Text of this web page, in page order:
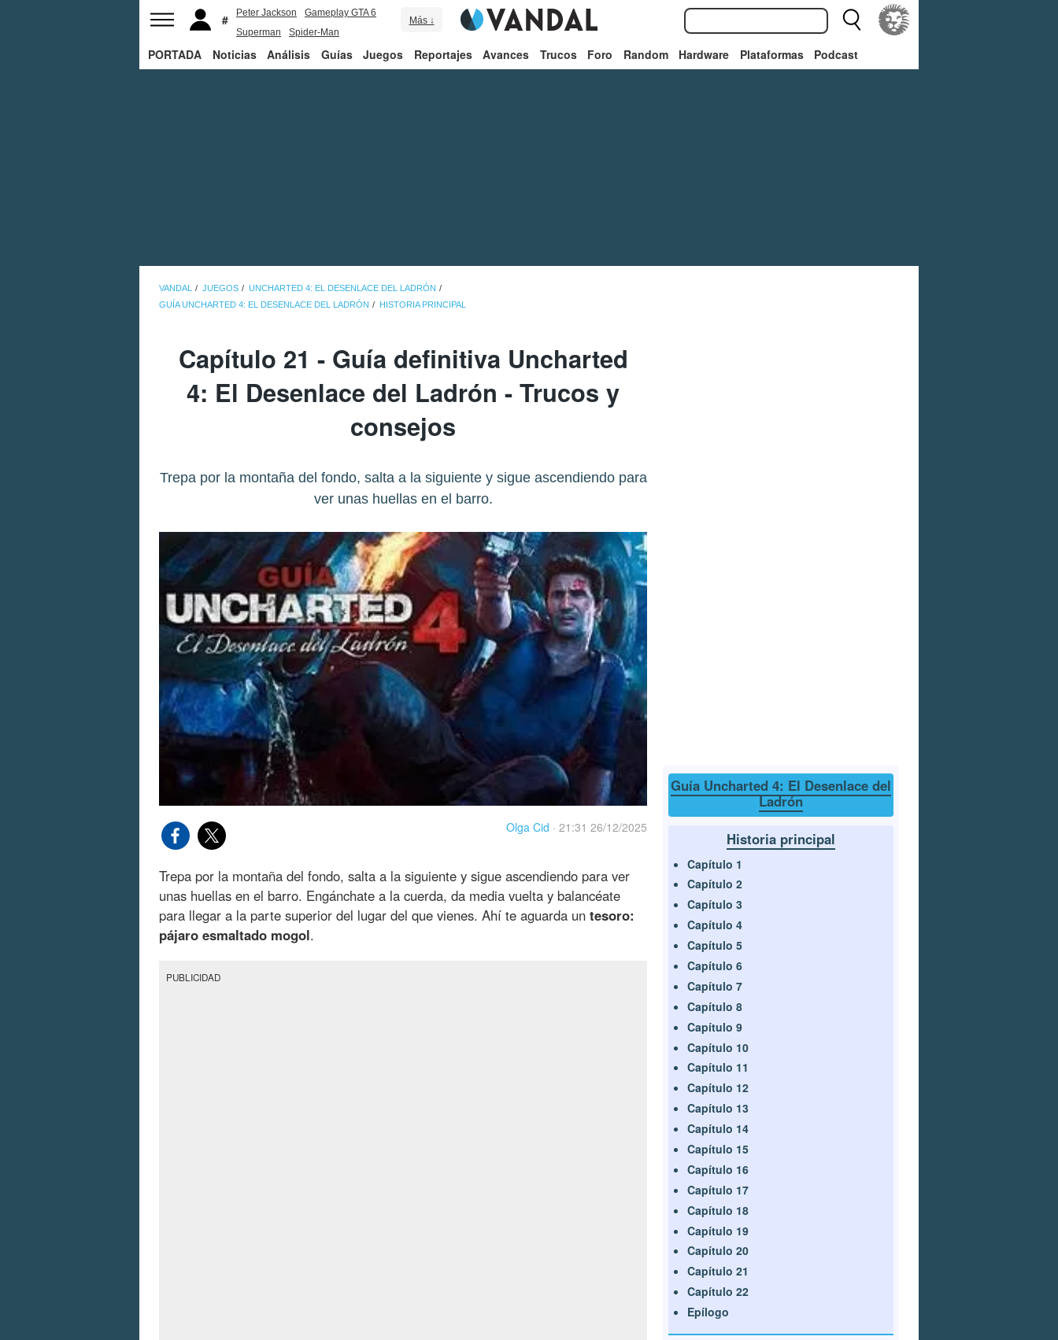
Peter Jackson
Gameplay GTA 6
Superman
Spider-Man
Más ↓
PORTADA Noticias Análisis Guías Juegos Reportajes Avances Trucos Foro Random Hardware Plataformas Podcast
VANDAL JUEGOS
UNCHARTED 4: EL DESENLACE DEL LADRÓN
GUÍA UNCHARTED 4: EL DESENLACE DEL LADRÓN
HISTORIA PRINCIPAL
Capítulo 21 - Guía definitiva Uncharted
4: El Desenlace del Ladrón - Trucos y
consejos
Trepa por la montaña del fondo, salta a la siguiente y sigue ascendiendo para
ver unas huellas en el barro.
Olga Cid · 21:31 26/12/2025
Trepa por la montaña del fondo, salta a la siguiente y sigue ascendiendo para ver
unas huellas en el barro. Engánchate a la cuerda, da media vuelta y balancéate
para llegar a la parte superior del lugar del que vienes. Ahí te aguarda un tesoro:
pájaro esmaltado mogol.
PUBLICIDAD
Guía Uncharted 4: El Desenlace del
Ladrón
Historia principal
Capítulo 1
Capítulo 2
Capítulo 3
Capítulo 4
Capítulo 5
Capítulo 6
Capítulo 7
Capítulo 8
Capítulo 9
Capítulo 10
Capítulo 11
Capítulo 12
Capítulo 13
Capítulo 14
Capítulo 15
Capítulo 16
Capítulo 17
Capítulo 18
Capítulo 19
Capítulo 20
Capítulo 21
Capítulo 22
Epílogo